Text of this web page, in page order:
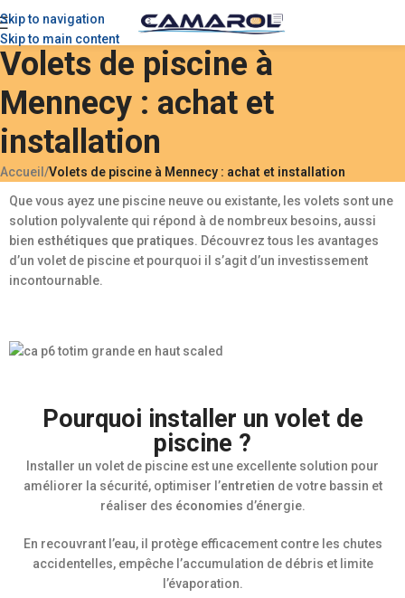
Skip to navigation
Skip to main content
Volets de piscine à
Mennecy : achat et
installation
Accueil /Volets de piscine à Mennecy : achat et installation
Que vous ayez une piscine neuve ou existante, les volets sont une
solution polyvalente qui répond à de nombreux besoins, aussi
bien esthétiques que pratiques. Découvrez tous les avantages
d’un volet de piscine et pourquoi il s’agit d’un investissement
incontournable.
Pourquoi installer un volet de
piscine ?
Installer un volet de piscine est une excellente solution pour
améliorer la sécurité, optimiser l’entretien de votre bassin et
réaliser des économies d’énergie.
En recouvrant l’eau, il protège efficacement contre les chutes
accidentelles, empêche l’accumulation de débris et limite
l’évaporation.